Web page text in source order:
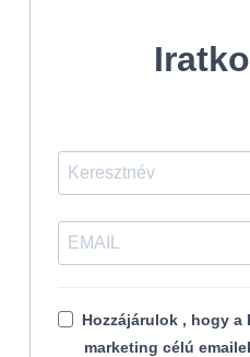
Hozzájárulok , hogy a
marketing célú